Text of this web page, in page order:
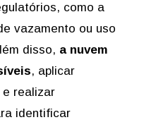
como a
vazamento ou uso
disso, a nuvem
, aplicar
e realizar
identificar